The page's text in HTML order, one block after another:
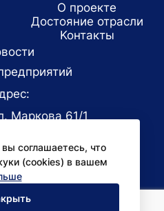
соглашаетесь, что
(cookies) в вашем
О проекте
Достояние отрасли
Koнтaкты
Маркова 61/1
СМИ: